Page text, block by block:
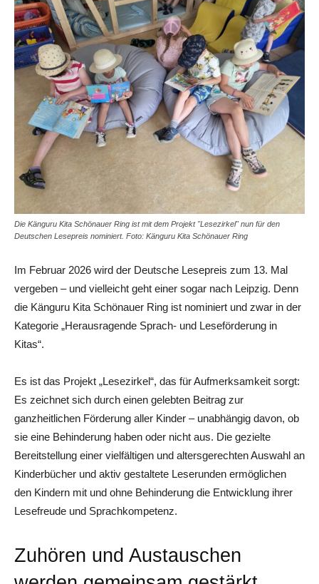
Die Känguru Kita Schönauer Ring ist mit dem Projekt "Lesezirkel" nun für den
Deutschen Lesepreis nominiert. Foto: Känguru Kita Schönauer Ring
Im Februar 2026 wird der Deutsche Lesepreis zum 13. Mal
vergeben – und vielleicht geht einer sogar nach Leipzig. Denn
die Känguru Kita Schönauer Ring ist nominiert und zwar in der
Kategorie „Herausragende Sprach- und Leseförderung in
Kitas“.
Es ist das Projekt „Lesezirkel“, das für Aufmerksamkeit sorgt:
Es zeichnet sich durch einen gelebten Beitrag zur
ganzheitlichen Förderung aller Kinder – unabhängig davon, ob
sie eine Behinderung haben oder nicht aus. Die gezielte
Bereitstellung einer vielfältigen und altersgerechten Auswahl an
Kinderbücher und aktiv gestaltete Leserunden ermöglichen
den Kindern mit und ohne Behinderung die Entwicklung ihrer
Lesefreude und Sprachkompetenz.
Zuhören und Austauschen